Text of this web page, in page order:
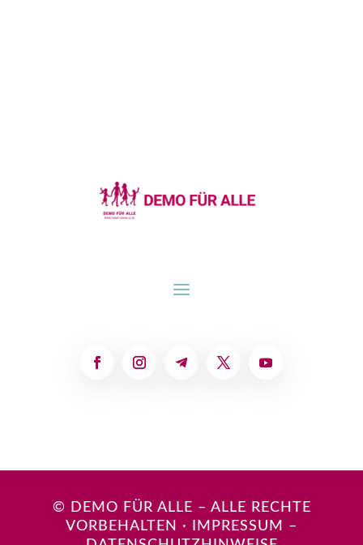
© DEMO FÜR ALLE – ALLE RECHTE
VORBEHALTEN · IMPRESSUM
–